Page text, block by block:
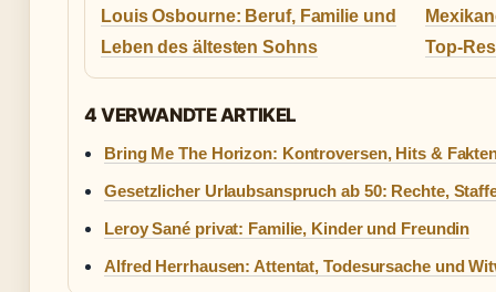
Louis Osbourne: Beruf, Familie und
Leben des ältesten Sohns
Top-
4 VERWANDTE ARTIKEL
Bring Me The Horizon: Kontroversen, Hits &
Gesetzlicher Urlaubsanspruch ab 50: Rechte,
Leroy Sané privat: Familie, Kinder und Freundin
Alfred Herrhausen: Attentat, Todesursache und